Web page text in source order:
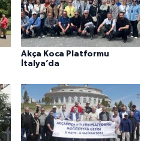
Akça Koca Platformu
İtalya’da